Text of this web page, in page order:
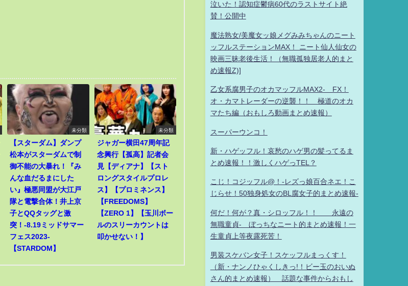
未分類
【スターダム】ダンプ
松本がスターダムで制
御不能の大暴れ！『み
んな血だるまにした
い』極悪同盟が大江戸
隊と電撃合体！井上京
子とQQタッグと激
突！-8.19ミッドサマー
フェス2023-
【STARDOM】
未分類
ジャガー横田47周年記
念興行【孤高】記者会
見【ディアナ】【スト
ロングスタイルプロレ
ス】【プロミネンス】
【FREEDOMS】
【ZERO 1】【玉川ボー
ルのスリーカウントは
叩かせない！】
泣いた！認知症鬱病60代のラストサイト絶
賛！公開中
魔法熟女/美魔女ッ娘メグみみちゃんのニート
ッフルステーションMAX！ ニート仙人仙女の
映画三昧老後生活！（無職孤独居老人的まと
め速報Z)]
乙女系腐男子のオカマッフルMAX2- FX！
オ・カマトレーダーの逆襲！！ 極道のオカ
マたち編（おもしろ動画まとめ速報）
スーパーウンコ！
新・ハゲッフル！哀愁のハゲ男の髪ってるま
とめ速報！！激しくハゲっTEL？
こじ！コジッフル@！-レズっ娘百合ネエ！こ
じらせ！50独身処女のBL腐女子的まとめ速報-
何だ！何が？真・シロッフル！！ 永遠の
無職童貞- ぼっちなニート的まとめ速報！一
生童貞上等夜露死苦！
男装スケバン女子！スケッフルまっくす！
（新・ナンノひゃくしきっ!！ビー玉のおいぬ
さん的まとめ速報） 話題な事件からおもし